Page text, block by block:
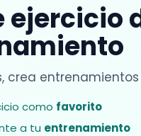
ejercicio
crea
como favorito
a tu entrenamiento